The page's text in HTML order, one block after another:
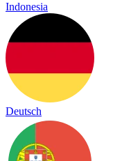
Indonesia
Deutsch